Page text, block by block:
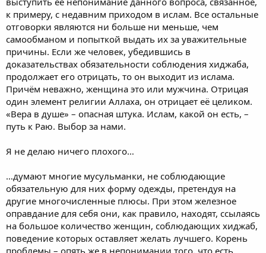
к примеру, с недавним приходом в ислам. Все остальные
отговорки являются ни больше ни меньше, чем
самообманом и попыткой выдать их за уважительные
причины. Если же человек, убедившись в
доказательствах обязательности соблюдения хиджаба,
продолжает его отрицать, то он выходит из ислама.
Причём неважно, женщина это или мужчина. Отрицая
один элемент религии Аллаха, он отрицает её целиком.
«Вера в душе» – опасная штука. Ислам, какой он есть, –
путь к Раю. Выбор за нами.
Я не делаю ничего плохого…
…думают многие мусульманки, не соблюдающие
обязательную для них форму одежды, претендуя на
другие многочисленные плюсы. При этом железное
оправдание для себя они, как правило, находят, ссылаясь
на большое количество женщин, соблюдающих хиджаб,
поведение которых оставляет желать лучшего. Корень
проблемы – опять же в непонимании того, что есть